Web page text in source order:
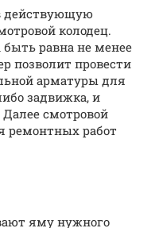
действующую
колодец.
равна не менее
позволит провести
арматуры для
задвижка, и
смотровой
ремонтных работ
яму нужного